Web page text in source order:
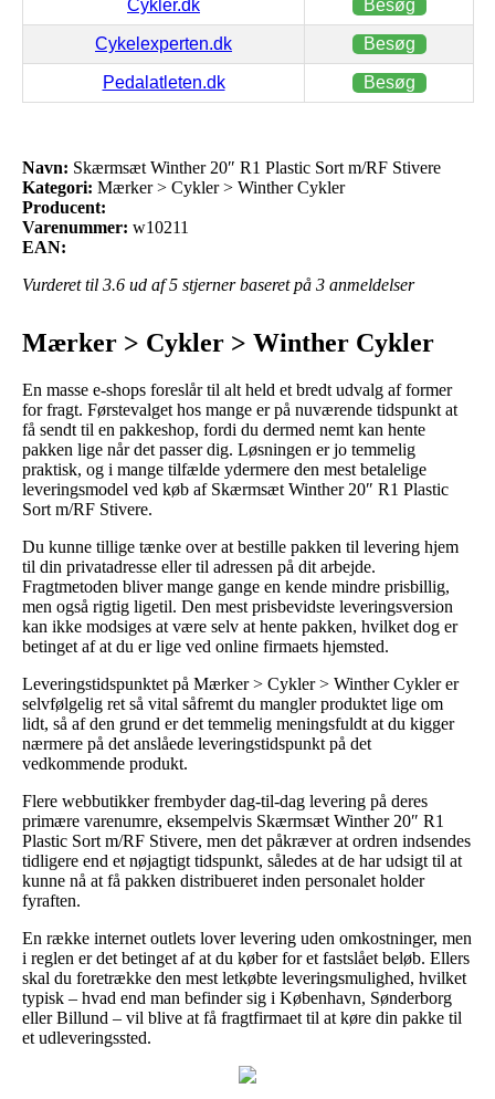
Cykler.dk Besøg
Cykelexperten.dk Besøg
Pedalatleten.dk Besøg
Navn: Skærmsæt Winther 20″ R1 Plastic Sort m/RF Stivere
Kategori: Mærker > Cykler > Winther Cykler
Producent:
Varenummer: w10211
EAN:
Vurderet til 3.6 ud af 5 stjerner baseret på 3 anmeldelser
Mærker > Cykler > Winther Cykler
En masse e-shops foreslår til alt held et bredt udvalg af former
for fragt. Førstevalget hos mange er på nuværende tidspunkt at
få sendt til en pakkeshop, fordi du dermed nemt kan hente
pakken lige når det passer dig. Løsningen er jo temmelig
praktisk, og i mange tilfælde ydermere den mest betalelige
leveringsmodel ved køb af Skærmsæt Winther 20″ R1 Plastic
Sort m/RF Stivere.
Du kunne tillige tænke over at bestille pakken til levering hjem
til din privatadresse eller til adressen på dit arbejde.
Fragtmetoden bliver mange gange en kende mindre prisbillig,
men også rigtig ligetil. Den mest prisbevidste leveringsversion
kan ikke modsiges at være selv at hente pakken, hvilket dog er
betinget af at du er lige ved online firmaets hjemsted.
Leveringstidspunktet på Mærker > Cykler > Winther Cykler er
selvfølgelig ret så vital såfremt du mangler produktet lige om
lidt, så af den grund er det temmelig meningsfuldt at du kigger
nærmere på det anslåede leveringstidspunkt på det
vedkommende produkt.
Flere webbutikker frembyder dag-til-dag levering på deres
primære varenumre, eksempelvis Skærmsæt Winther 20″ R1
Plastic Sort m/RF Stivere, men det påkræver at ordren indsendes
tidligere end et nøjagtigt tidspunkt, således at de har udsigt til at
kunne nå at få pakken distribueret inden personalet holder
fyraften.
En række internet outlets lover levering uden omkostninger, men
i reglen er det betinget af at du køber for et fastslået beløb. Ellers
skal du foretrække den mest letkøbte leveringsmulighed, hvilket
typisk – hvad end man befinder sig i København, Sønderborg
eller Billund – vil blive at få fragtfirmaet til at køre din pakke til
et udleveringssted.